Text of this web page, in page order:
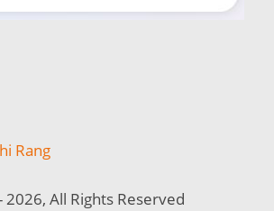
Rang
All Rights Reserved